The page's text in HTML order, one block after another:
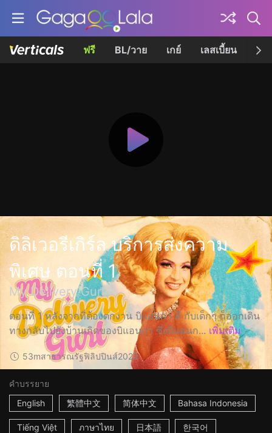
ฟรี BL/วาย เกย์ เลสเบี้ยน เค
ดิลิเวอรีเกิร์ล บริการส่งความ
พิเศษ ตอนที่ 1
My Delivery Gurl
ตอนที่ 1 หลังจากที่ต้องตกงาน บิแอนกา ดี กับเด็กๆ ก็ออกเดิน
ทางกลับไปยังบ้านเกิดของบิแอนกา ซึ่งบิแอนก... เพิ่มเติม
53mสาธารณรัฐฟิลิปปินส์2022
คำบรรยาย
English
繁體中文 简体中文 Bahasa Indonesia
Tiếng Việt ภาษาไทย 日本語 한국어